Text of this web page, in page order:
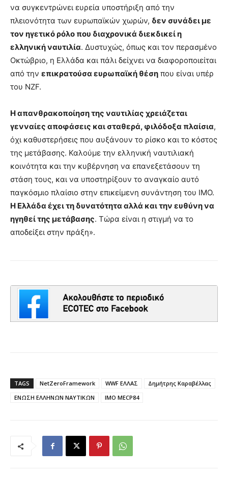
να συγκεντρώνει ευρεία υποστήριξη από την
πλειονότητα των ευρωπαϊκών χωρών, δεν συνάδει με
τον ηγετικό ρόλο που διαχρονικά διεκδικεί η
ελληνική ναυτιλία. Δυστυχώς, όπως και τον περασμένο
Οκτώβριο, η Ελλάδα και πάλι δείχνει να διαφοροποιείται
από την επικρατούσα ευρωπαϊκή θέση που είναι υπέρ
του NZF.
Η απανθρακοποίηση της ναυτιλίας χρειάζεται
γενναίες αποφάσεις και σταθερά, φιλόδοξα πλαίσια,
όχι καθυστερήσεις που αυξάνουν το ρίσκο και το κόστος
της μετάβασης. Καλούμε την ελληνική ναυτιλιακή
κοινότητα και την κυβέρνηση να επανεξετάσουν τη
στάση τους, και να υποστηρίξουν το αναγκαίο αυτό
παγκόσμιο πλαίσιο στην επικείμενη συνάντηση του ΙΜΟ.
Η Ελλάδα έχει τη δυνατότητα αλλά και την ευθύνη να
ηγηθεί της μετάβασης. Τώρα είναι η στιγμή να το
αποδείξει στην πράξη».
TAGS NetZeroFramework WWF EΛΛΑΣ
Δημήτρης Καραβέλλας
ΕΝΩΣΗ ΕΛΛΗΝΩΝ ΝΑΥΤΙΚΩΝ
ΙΜΟ MECP84